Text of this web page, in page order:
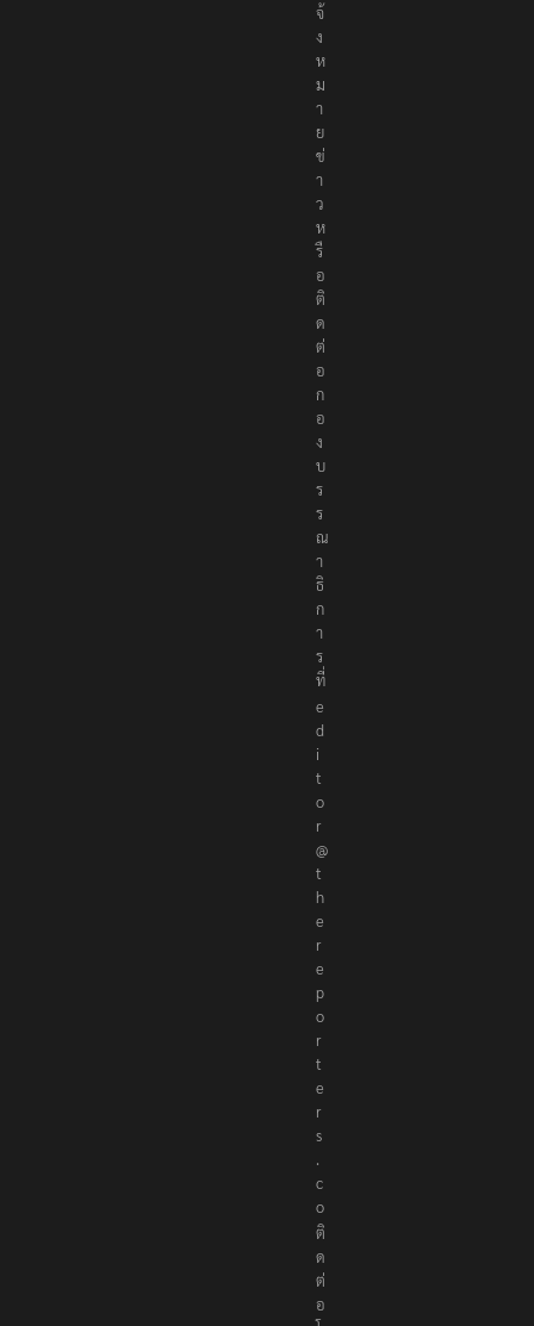
จ้
ง
ห
ม
า
ย
ข่
า
ว
ห
รื
อ
ติ
ด
ต่
อ
ก
อ
ง
บ
ร
ร
ณ
า
ธิ
ก
า
ร
ที่
e
d
i
t
o
r
@
t
h
e
r
e
p
o
r
t
e
r
s
.
c
o
ติ
ด
ต่
อ